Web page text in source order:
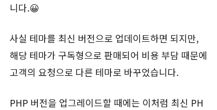
니다.😀
사실 테마를 최신 버전으로 업데이트하면 되지만,
해당 테마가 구독형으로 판매되어 비용 부담 때문에
고객의 요청으로 다른 테마로 바꾸었습니다.
PHP 버전을 업그레이드할 때에는 이처럼 최신 PH